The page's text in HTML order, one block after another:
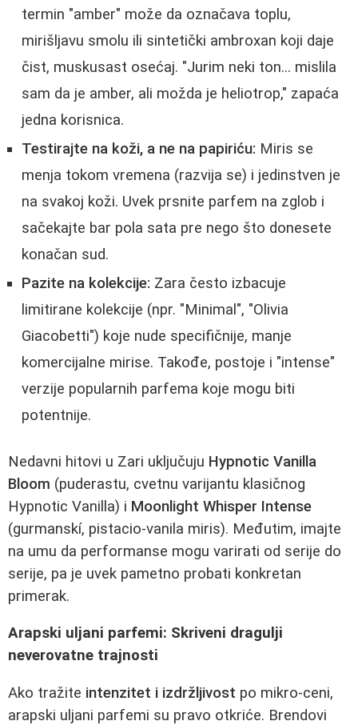
termin "amber" može da označava toplu,
mirišljavu smolu ili sintetički ambroxan koji daje
čist, muskusast osećaj. "Jurim neki ton... mislila
sam da je amber, ali možda je heliotrop," zapaća
jedna korisnica.
Testirajte na koži, a ne na papiriću: Miris se
menja tokom vremena (razvija se) i jedinstven je
na svakoj koži. Uvek prsnite parfem na zglob i
sačekajte bar pola sata pre nego što donesete
konačan sud.
Pazite na kolekcije: Zara često izbacuje
limitirane kolekcije (npr. "Minimal", "Olivia
Giacobetti") koje nude specifičnije, manje
komercijalne mirise. Takođe, postoje i "intense"
verzije popularnih parfema koje mogu biti
potentnije.
Nedavni hitovi u Zari uključuju Hypnotic Vanilla
Bloom (puderastu, cvetnu varijantu klasičnog
Hypnotic Vanilla) i Moonlight Whisper Intense
(gurmanskí, pistacio-vanila miris). Međutim, imajte
na umu da performanse mogu varirati od serije do
serije, pa je uvek pametno probati konkretan
primerak.
Arapski uljani parfemi: Skriveni dragulji
neverovatne trajnosti
Ako tražite intenzitet i izdržljivost po mikro-ceni,
arapski uljani parfemi su pravo otkriće. Brendovi